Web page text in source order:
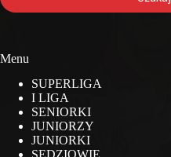
Menu
SUPERLIGA
I LIGA
SENIORKI
JUNIORZY
JUNIORKI